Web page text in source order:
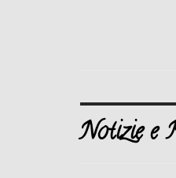
Notizie e